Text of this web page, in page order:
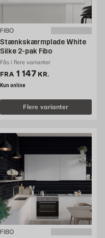
FIBO
Stænkskærmplade White
Silke 2-pak Fibo
Fås i flere varianter
FRA Pris 1147 kr. /stk
1 147 KR.
Kun online
Flere varianter
FIBO